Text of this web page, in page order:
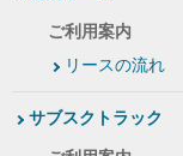
ご利用案内
リースの流れ
サブスクトラック